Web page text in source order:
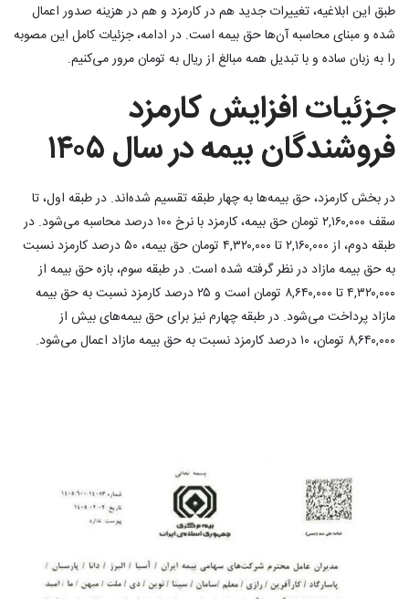
طبق این ابلاغیه، تغییرات جدید هم در کارمزد و هم در هزینه صدور اعمال
شده و مبنای محاسبه آن‌ها حق بیمه است. در ادامه، جزئیات کامل این مصوبه
را به زبان ساده و با تبدیل همه مبالغ از ریال به تومان مرور می‌کنیم.
جزئیات افزایش کارمزد
فروشندگان بیمه در سال ۱۴۰۵
در بخش کارمزد، حق بیمه‌ها به چهار طبقه تقسیم شده‌اند. در طبقه اول، تا
سقف ۲,۱۶۰,۰۰۰ تومان حق بیمه، کارمزد با نرخ ۱۰۰ درصد محاسبه می‌شود. در
طبقه دوم، از ۲,۱۶۰,۰۰۰ تا ۴,۳۲۰,۰۰۰ تومان حق بیمه، ۵۰ درصد کارمزد نسبت
به حق بیمه مازاد در نظر گرفته شده است. در طبقه سوم، بازه حق بیمه از
۴,۳۲۰,۰۰۰ تا ۸,۶۴۰,۰۰۰ تومان است و ۲۵ درصد کارمزد نسبت به حق بیمه
مازاد پرداخت می‌شود. در طبقه چهارم نیز برای حق بیمه‌های بیش از
۸,۶۴۰,۰۰۰ تومان، ۱۰ درصد کارمزد نسبت به حق بیمه مازاد اعمال می‌شود.